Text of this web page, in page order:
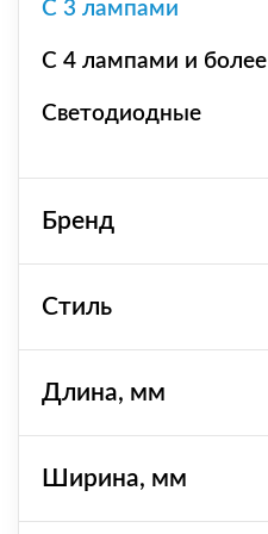
С 3 лампами
С 4 лампами и более
Светодиодные
Бренд
Стиль
Длина, мм
Ширина, мм